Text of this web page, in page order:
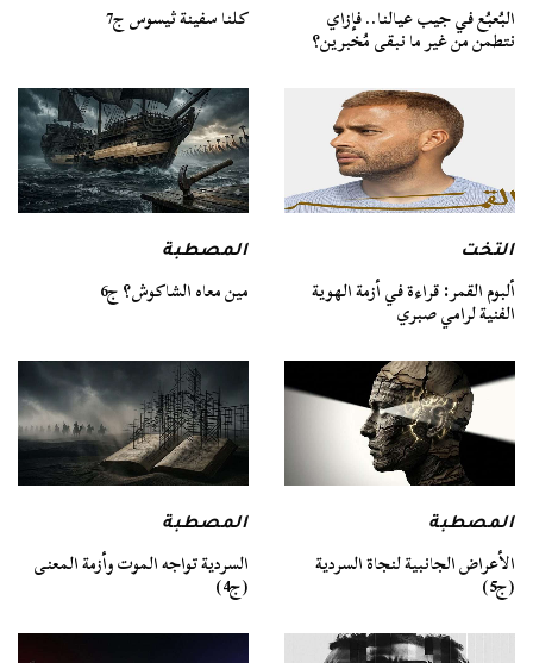
البُعبُع في جيب عيالنا.. فإزاي
نتطمن من غير ما نبقى مُخبرين؟
كلنا سفينة ثيسوس ج7
التخت
ألبوم القمر: قراءة في أزمة الهوية
الفنية لرامي صبري
المصطبة
مين معاه الشاكوش؟ ج6
المصطبة
الأعراض الجانبية لنجاة السردية
(ج5)
المصطبة
السردية تواجه الموت وأزمة المعنى
(ج4)